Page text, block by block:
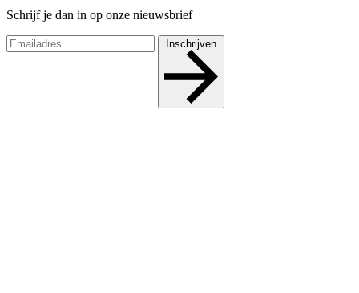
Schrijf je dan in op onze nieuwsbrief
Inschrijven